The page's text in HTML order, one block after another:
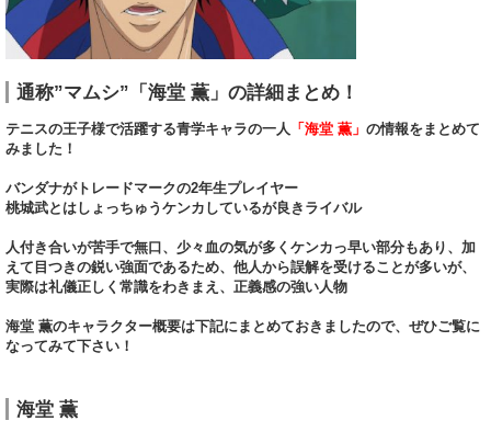
通称”マムシ”「海堂 薫」の詳細まとめ！
テニスの王子様で活躍する青学キャラの一人 「海堂 薫」 の情報をまとめて
みました！
バンダナがトレードマークの2年生プレイヤー
桃城武とはしょっちゅうケンカしているが良きライバル
人付き合いが苦手で無口、少々血の気が多くケンカっ早い部分もあり、加
えて目つきの鋭い強面であるため、他人から誤解を受けることが多いが、
実際は礼儀正しく常識をわきまえ、正義感の強い人物
海堂 薫のキャラクター概要は下記にまとめておきましたので、ぜひご覧に
なってみて下さい！
海堂 薫